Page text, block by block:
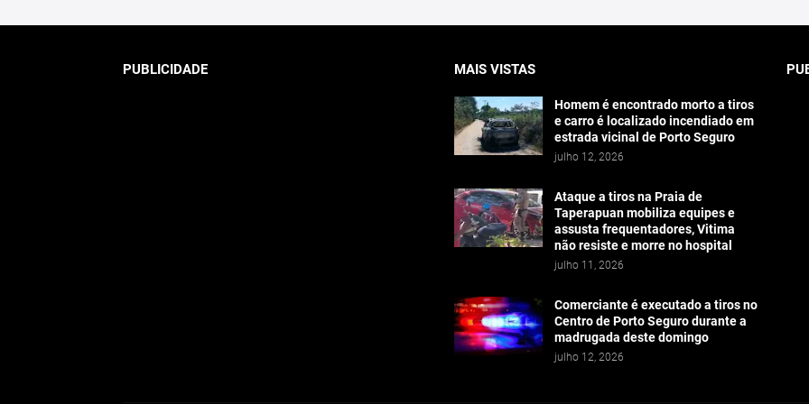
PUBLICIDADE MAIS VISTAS
Homem é encontrado morto a tiros
e carro é localizado incendiado em
estrada vicinal de Porto Seguro
julho 12, 2026
Ataque a tiros na Praia de
Taperapuan mobiliza equipes e
assusta frequentadores, Vitima
não resiste e morre no hospital
julho 11, 2026
Comerciante é executado a tiros no
Centro de Porto Seguro durante a
madrugada deste domingo
julho 12, 2026